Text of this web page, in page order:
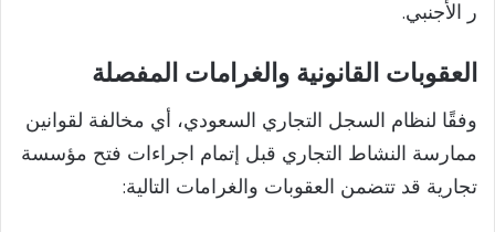
ر الأجنبي.
العقوبات القانونية والغرامات المفصلة
وفقًا لنظام السجل التجاري السعودي، أي مخالفة لقوانين
ممارسة النشاط التجاري قبل إتمام اجراءات فتح مؤسسة
تجارية قد تتضمن العقوبات والغرامات التالية: